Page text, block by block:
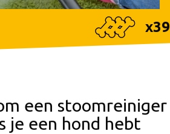
x39
een stoomreiniger
je een hond hebt